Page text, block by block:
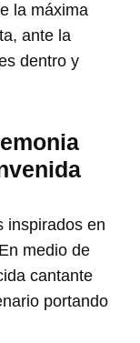
la máxima
ante la
dentro y
inspirados en
medio de
cantante
portando